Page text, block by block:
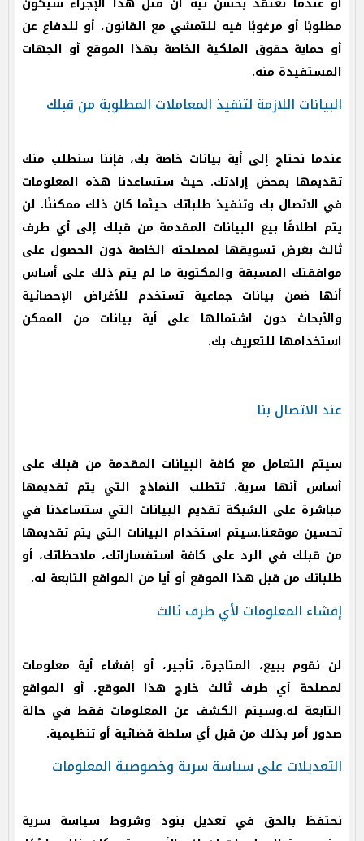
مطلوبًا أو مرغوبًا فيه للتمشي مع القانون، أو للدفاع عن
أو حماية حقوق الملكية الخاصة بهذا الموقع أو الجهات
المستفيدة منه.
البيانات اللازمة لتنفيذ المعاملات المطلوبة من قبلك
عندما نحتاج إلى أية بيانات خاصة بك، فإننا سنطلب منك
تقديمها بمحض إرادتك. حيث ستساعدنا هذه المعلومات
في الاتصال بك وتنفيذ طلباتك حيثما كان ذلك ممكننًا. لن
يتم اطلاقًا بيع البيانات المقدمة من قبلك إلى أي طرف
ثالث بغرض تسويقها لمصلحته الخاصة دون الحصول على
موافقتك المسبقة والمكتوبة ما لم يتم ذلك على أساس
أنها ضمن بيانات جماعية تستخدم للأغراض الإحصائية
والأبحاث دون اشتمالها على أية بيانات من الممكن
استخدامها للتعريف بك.
عند الاتصال بنا
سيتم التعامل مع كافة البيانات المقدمة من قبلك على
أساس أنها سرية. تتطلب النماذج التي يتم تقديمها
مباشرة على الشبكة تقديم البيانات التي ستساعدنا في
تحسين موقعنا.سيتم استخدام البيانات التي يتم تقديمها
من قبلك في الرد على كافة استفساراتك، ملاحظاتك، أو
طلباتك من قبل هذا الموقع أو أيا من المواقع التابعة له.
إفشاء المعلومات لأي طرف ثالث
لن نقوم ببيع، المتاجرة، تأجير، أو إفشاء أية معلومات
لمصلحة أي طرف ثالث خارج هذا الموقع، أو المواقع
التابعة له.وسيتم الكشف عن المعلومات فقط في حالة
صدور أمر بذلك من قبل أي سلطة قضائية أو تنظيمية.
التعديلات على سياسة سرية وخصوصية المعلومات
نحتفظ بالحق في تعديل بنود وشروط سياسة سرية